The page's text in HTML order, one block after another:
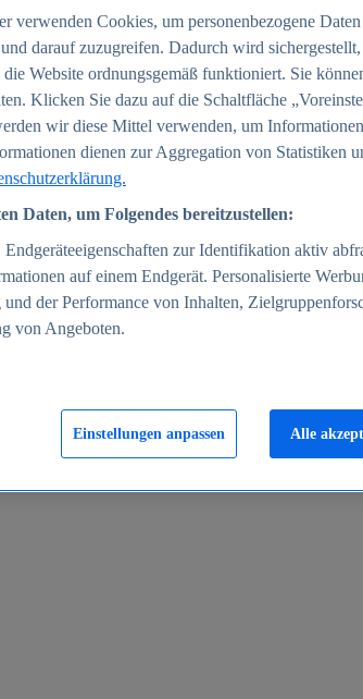
2025
verwenden Cookies, um personenbezogene
darauf zuzugreifen. Dadurch wird sichergestellt,
Website ordnungsgemäß funktioniert. Sie
Klicken Sie dazu auf die Schaltfläche
wir diese Mittel verwenden, um
dienen zur Aggregation von Statistiken
Daten, um Folgendes bereitzustellen:
zur Identifikation aktiv
auf einem Endgerät. Personalisierte
der Performance von Inhalten,
von Angeboten.
Einstellungen anpassen Alle